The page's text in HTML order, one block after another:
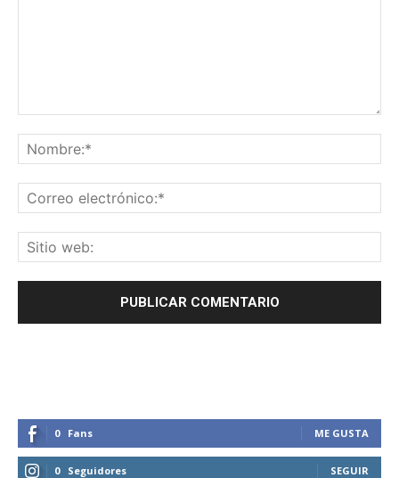
0 Fans ME GUSTA
0 Seguidores SEGUIR